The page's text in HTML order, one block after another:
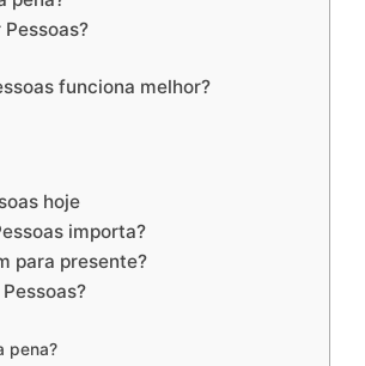
funciona melhor?
hoje
importa?
para presente?
pena?